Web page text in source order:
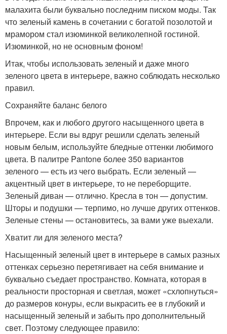
малахита были буквально последним писком моды. Так
что зеленый камень в сочетании с богатой позолотой и
мрамором стал изюминкой великолепной гостиной.
Изюминкой, но не основным фоном!
Итак, чтобы использовать зеленый и даже много
зеленого цвета в интерьере, важно соблюдать несколько
правил.
Сохраняйте баланс белого
Впрочем, как и любого другого насыщенного цвета в
интерьере. Если вы вдруг решили сделать зеленый
новым белым, используйте бледные оттенки любимого
цвета. В палитре Pantone более 350 вариантов
зеленого — есть из чего выбрать. Если зеленый —
акцентный цвет в интерьере, то не переборщите.
Зеленый диван — отлично. Кресла в тон — допустим.
Шторы и подушки — терпимо, но лучше других оттенков.
Зеленые стены — остановитесь, за вами уже выехали.
Хватит ли для зеленого места?
Насыщенный зеленый цвет в интерьере в самых разных
оттенках серьезно перетягивает на себя внимание и
буквально съедает пространство. Комната, которая в
реальности просторная и светлая, может «схлопнуться»
до размеров конуры, если выкрасить ее в глубокий и
насыщенный зеленый и забыть про дополнительный
свет. Поэтому следующее правило: